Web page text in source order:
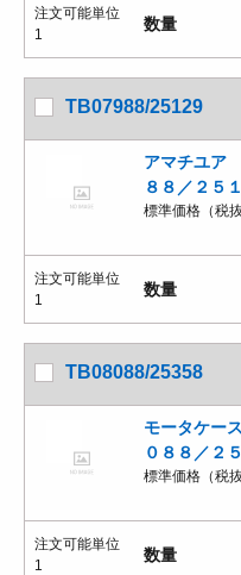
注文可能単位
1
数量
TB07988/25129
アマチユ
８８／２５
標準価格（税
注文可能単位
1
数量
TB08088/25358
モータケ
０８８／２
標準価格（税
注文可能単位
1
数量